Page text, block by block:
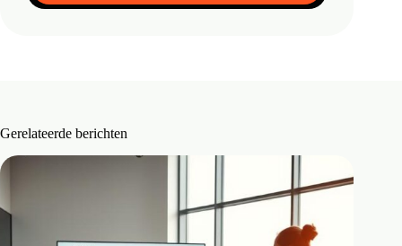
Gerelateerde berichten